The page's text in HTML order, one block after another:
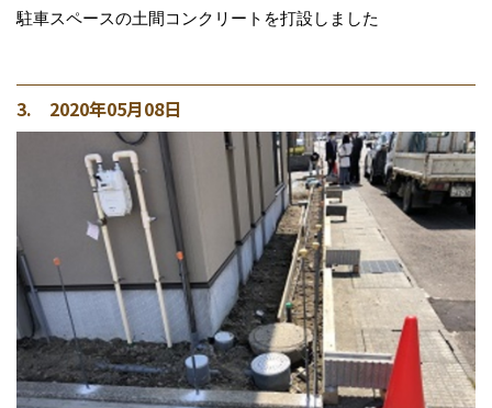
駐車スペースの土間コンクリートを打設しました
3. 2020年05月08日